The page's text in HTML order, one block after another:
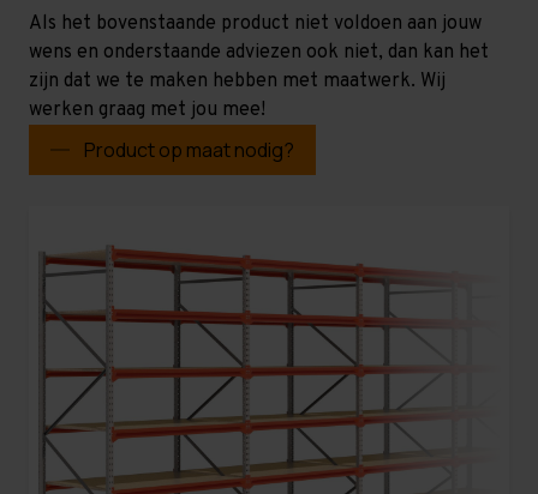
Als het bovenstaande product niet voldoen aan jouw
wens en onderstaande adviezen ook niet, dan kan het
zijn dat we te maken hebben met maatwerk. Wij
werken graag met jou mee!
Product op maat nodig?